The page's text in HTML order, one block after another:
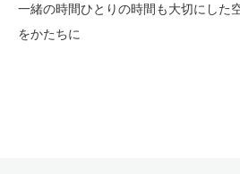
一緒の時間ひとりの時間も大切にした
をかたちに